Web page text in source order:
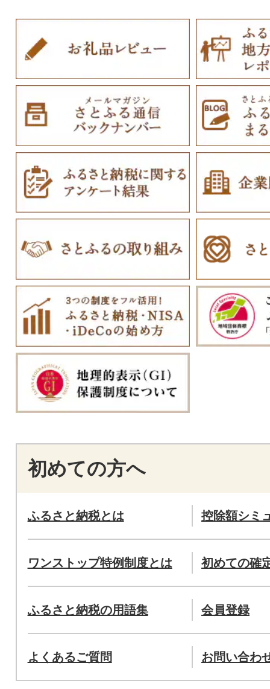
初めての方へ
ふるさと納税とは 控除額シミ
ワンストップ特例制度とは 初めての確
ふるさと納税の用語集 会員登録
よくあるご質問 お問い合わ